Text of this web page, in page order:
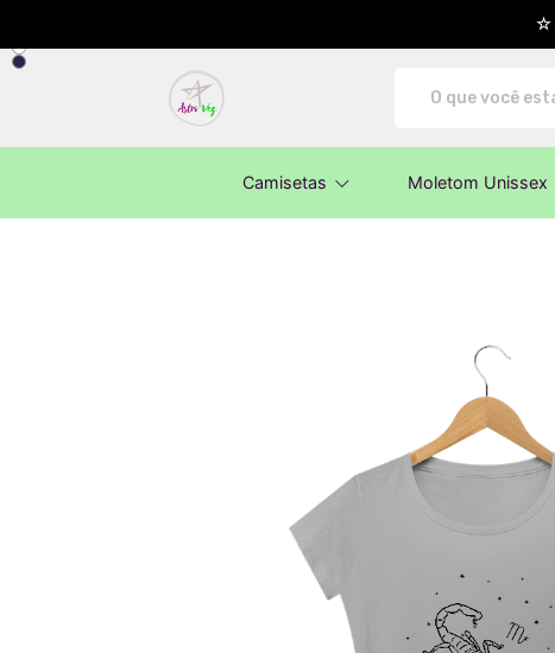
☆
Camisetas Moletom Unissex